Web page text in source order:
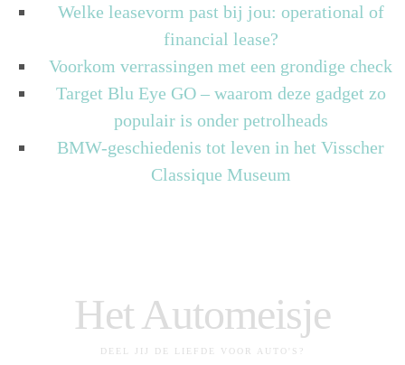
Welke leasevorm past bij jou: operational of
financial lease?
Voorkom verrassingen met een grondige check
Target Blu Eye GO – waarom deze gadget zo
populair is onder petrolheads
BMW-geschiedenis tot leven in het Visscher
Classique Museum
Het Automeisje
DEEL JIJ DE LIEFDE VOOR AUTO'S?